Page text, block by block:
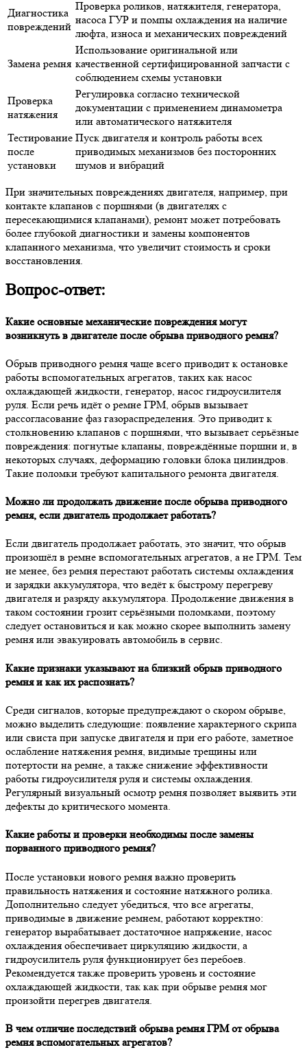
Диагностика
повреждений
Проверка роликов, натяжителя, генератора,
насоса ГУР и помпы охлаждения на наличие
люфта, износа и механических повреждений
Замена ремня
Использование оригинальной или
качественной сертифицированной запчасти с
соблюдением схемы установки
Проверка
натяжения
Регулировка согласно технической
документации с применением динамометра
или автоматического натяжителя
Тестирование
после
установки
Пуск двигателя и контроль работы всех
приводимых механизмов без посторонних
шумов и вибраций
При значительных повреждениях двигателя, например, при
контакте клапанов с поршнями (в двигателях с
пересекающимися клапанами), ремонт может потребовать
более глубокой диагностики и замены компонентов
клапанного механизма, что увеличит стоимость и сроки
восстановления.
Вопрос-ответ:
Какие основные механические повреждения могут
возникнуть в двигателе после обрыва приводного ремня?
Обрыв приводного ремня чаще всего приводит к остановке
работы вспомогательных агрегатов, таких как насос
охлаждающей жидкости, генератор, насос гидроусилителя
руля. Если речь идёт о ремне ГРМ, обрыв вызывает
рассогласование фаз газораспределения. Это приводит к
столкновению клапанов с поршнями, что вызывает серьёзные
повреждения: погнутые клапаны, повреждённые поршни и, в
некоторых случаях, деформацию головки блока цилиндров.
Такие поломки требуют капитального ремонта двигателя.
Можно ли продолжать движение после обрыва приводного
ремня, если двигатель продолжает работать?
Если двигатель продолжает работать, это значит, что обрыв
произошёл в ремне вспомогательных агрегатов, а не ГРМ. Тем
не менее, без ремня перестают работать системы охлаждения
и зарядки аккумулятора, что ведёт к быстрому перегреву
двигателя и разряду аккумулятора. Продолжение движения в
таком состоянии грозит серьёзными поломками, поэтому
следует остановиться и как можно скорее выполнить замену
ремня или эвакуировать автомобиль в сервис.
Какие признаки указывают на близкий обрыв приводного
ремня и как их распознать?
Среди сигналов, которые предупреждают о скором обрыве,
можно выделить следующие: появление характерного скрипа
или свиста при запуске двигателя и при его работе, заметное
ослабление натяжения ремня, видимые трещины или
потертости на ремне, а также снижение эффективности
работы гидроусилителя руля и системы охлаждения.
Регулярный визуальный осмотр ремня позволяет выявить эти
дефекты до критического момента.
Какие работы и проверки необходимы после замены
порванного приводного ремня?
После установки нового ремня важно проверить
правильность натяжения и состояние натяжного ролика.
Дополнительно следует убедиться, что все агрегаты,
приводимые в движение ремнем, работают корректно:
генератор вырабатывает достаточное напряжение, насос
охлаждения обеспечивает циркуляцию жидкости, а
гидроусилитель руля функционирует без перебоев.
Рекомендуется также проверить уровень и состояние
охлаждающей жидкости, так как при обрыве ремня мог
произойти перегрев двигателя.
В чем отличие последствий обрыва ремня ГРМ от обрыва
ремня вспомогательных агрегатов?